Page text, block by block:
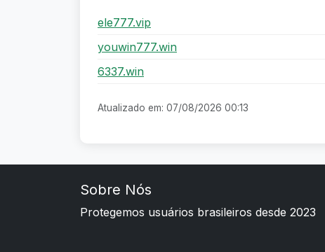
ele777.vip
youwin777.win
6337.win
Atualizado em: 07/08/2026 00:13
Sobre Nós
Protegemos usuários brasileiros desde 2023